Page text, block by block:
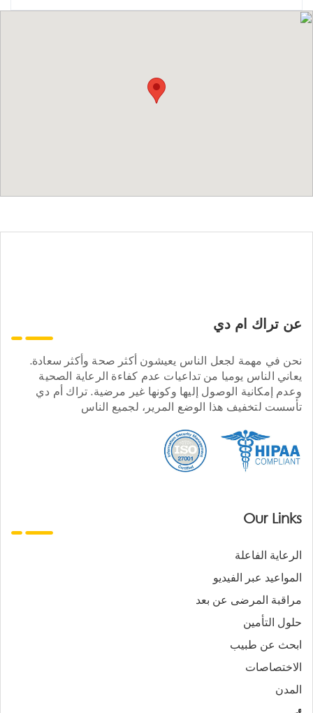
عن تراك ام دي
نحن في مهمة لجعل الناس يعيشون أكثر صحة وأكثر سعادة.
يعاني الناس يوميا من تداعيات عدم كفاءة الرعاية الصحية
وعدم إمكانية الوصول إليها وكونها غير مرضية. تراك أم دي
تأسست لتخفيف هذا الوضع المرير، لجميع الناس
Our Links
الرعاية الفاعلة
المواعيد عبر الفيديو
مراقبة المرضى عن بعد
حلول التأمين
ابحث عن طبيب
الاختصاصات
المدن